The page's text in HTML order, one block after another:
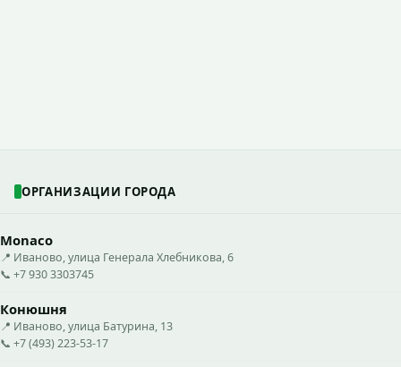
ОРГАНИЗАЦИИ ГОРОДА
Monaco
📍 Иваново, улица Генерала Хлебникова, 6
📞 +7 930 3303745
Конюшня
📍 Иваново, улица Батурина, 13
📞 +7 (493) 223-53-17